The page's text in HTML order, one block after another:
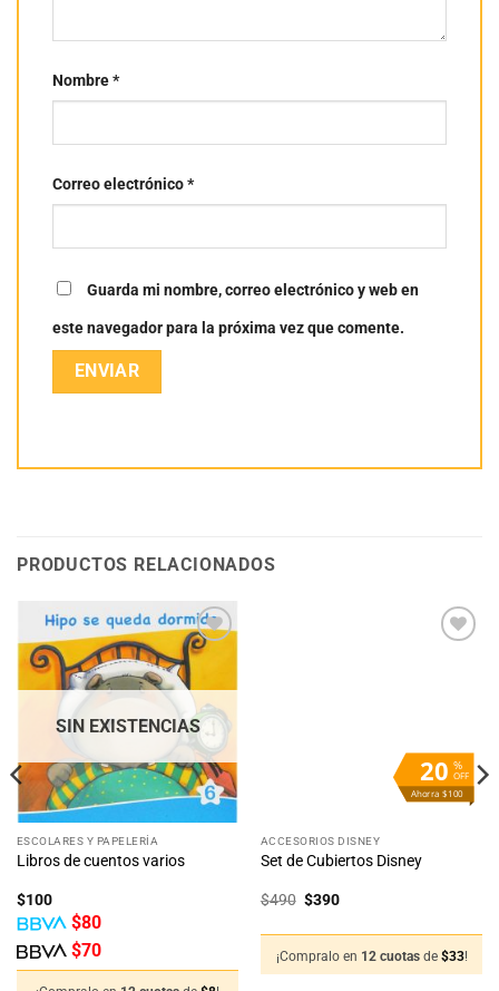
Nombre*
Correo electrónico*
Guarda mi nombre, correo electrónico y web en
este navegador para la próxima vez que comente.
PRODUCTOS RELACIONADOS
Añadir
lista
de
deseos
SIN EXISTENCIAS
ESCOLARES Y PAPELERÍA
Libros de cuentos varios
$100
$80
$70
%
OFF
20
Ahorra $100
ACCESORIOS DISNEY
Set de Cubiertos Disney
$490 El
$490.
$390El
$390.
¡Compralo en 12 cuotas de $33!